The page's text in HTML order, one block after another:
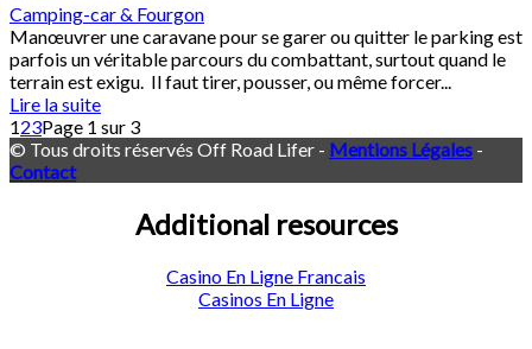
Camping-car & Fourgon
Manœuvrer une caravane pour se garer ou quitter le parking est
parfois un véritable parcours du combattant, surtout quand le
terrain est exigu. Il faut tirer, pousser, ou même forcer...
Lire la suite
123Page 1 sur 3
© Tous droits réservés Off Road Lifer - Mentions Légales -
Contact
Additional resources
Casino En Ligne Francais
Casinos En Ligne